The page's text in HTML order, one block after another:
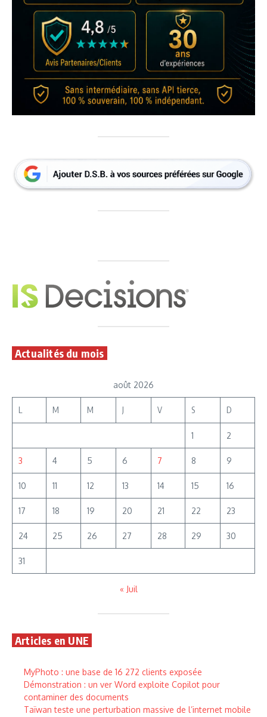
Actualités du mois
août 2026
L M M J V S D
1 2
3 4 5 6 7 8 9
10 11 12 13 14 15 16
17 18 19 20 21 22 23
24 25 26 27 28 29 30
31
« Juil
Articles en UNE
MyPhoto : une base de 16 272 clients exposée
Démonstration : un ver Word exploite Copilot pour
contaminer des documents
Taïwan teste une perturbation massive de l’internet mobile